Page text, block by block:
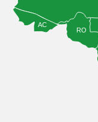
AC
RO